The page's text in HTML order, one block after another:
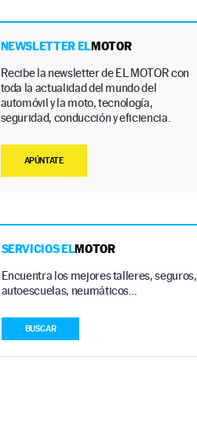
NEWSLETTER ELMOTOR
Recibe la newsletter de EL MOTOR con
toda la actualidad del mundo del
automóvil y la moto, tecnología,
seguridad, conducción y eficiencia.
APÚNTATE
SERVICIOS ELMOTOR
Encuentra los mejores talleres, seguros,
autoescuelas, neumáticos…
BUSCAR